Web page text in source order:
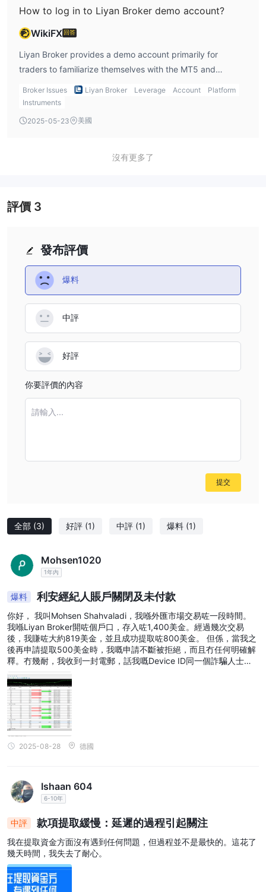
How to log in to Liyan Broker demo account?
WikiFX 回答
Liyan Broker provides a demo account primarily for
traders to familiarize themselves with the MT5 and
cTrader platforms. Specific login procedures are not
detailed, but typically users register on the broker’s site
Broker Issues Liyan Broker Leverage Account
Platform
Instruments
2025-05-23 美國
沒有更多了
全部 (3) 好評 (1) 中評 (1) 爆料 (1)
Mohsen1020
1年內
爆料 利安經紀人賬戶關閉及未付款
你好， 我叫Mohsen Shahvaladi，我喺外匯市場交易咗一段時間。
我喺Liyan Broker開咗個戶口，存入咗1,400美金。經過幾次交易
後，我賺咗大約819美金，並且成功提取咗800美金。 但係，當我之
後再申請提取500美金時，我嘅申請不斷被拒絕，而且冇任何明確解
釋。冇幾耐，我收到一封電郵，話我嘅Device ID同一個詐騙人士吻
合，基於呢個理由，我嘅戶口被完全凍結。自此之後，我連登入戶口
都做唔到。 經紀商嘅支援團隊反應非常慢，而且唔理人。佢哋只係回
覆過一次，話會將問題升級，但到而家都冇解決到。 一間經紀商冇證
據就指控客戶詐騙，仲要封鎖佢哋嘅資金，呢啲行為完全唔可以接
受。 我強烈認為Liyan Broker係一個騙局。如果你有資金喺佢哋度，
2025-08-28 德國
Ishaan 604
6-10年
中評 款項提取緩慢：延遲的過程引起關注
我在提取資金方面沒有遇到任何問題，但過程並不是最快的。這花了
幾天時間，我失去了耐心。
發布評價
爆料
中評
好評
你要評價的內容
請輸入...
提交
評價 3